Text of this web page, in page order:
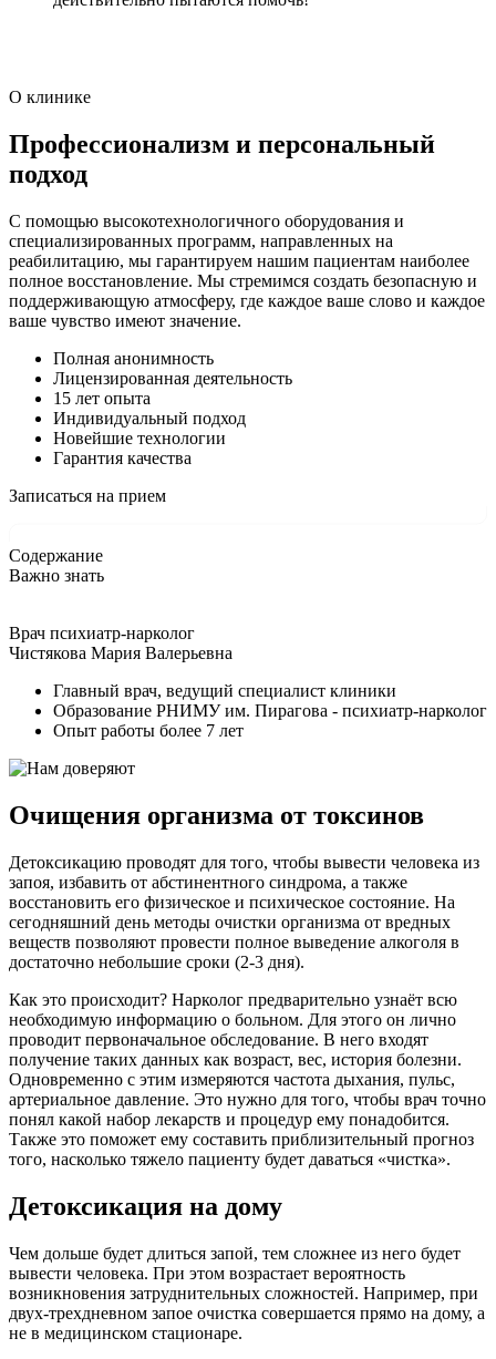
О клинике
Профессионализм и персональный
подход
С помощью высокотехнологичного оборудования и
специализированных программ, направленных на
реабилитацию, мы гарантируем нашим пациентам наиболее
полное восстановление. Мы стремимся создать безопасную и
поддерживающую атмосферу, где каждое ваше слово и каждое
ваше чувство имеют значение.
Полная анонимность
Лицензированная деятельность
15 лет опыта
Индивидуальный подход
Новейшие технологии
Гарантия качества
Записаться на прием
Содержание
Важно знать
Врач психиатр-нарколог
Чистякова Мария Валерьевна
Главный врач, ведущий специалист клиники
Образование РНИМУ им. Пирагова - психиатр-нарколог
Опыт работы более 7 лет
Очищения организма от токсинов
Детоксикацию проводят для того, чтобы вывести человека из
запоя, избавить от абстинентного синдрома, а также
восстановить его физическое и психическое состояние. На
сегодняшний день методы очистки организма от вредных
веществ позволяют провести полное выведение алкоголя в
достаточно небольшие сроки (2-3 дня).
Как это происходит? Нарколог предварительно узнаёт всю
необходимую информацию о больном. Для этого он лично
проводит первоначальное обследование. В него входят
получение таких данных как возраст, вес, история болезни.
Одновременно с этим измеряются частота дыхания, пульс,
артериальное давление. Это нужно для того, чтобы врач точно
понял какой набор лекарств и процедур ему понадобится.
Также это поможет ему составить приблизительный прогноз
того, насколько тяжело пациенту будет даваться «чистка».
Детоксикация на дому
Чем дольше будет длиться запой, тем сложнее из него будет
вывести человека. При этом возрастает вероятность
возникновения затруднительных сложностей. Например, при
двух-трехдневном запое очистка совершается прямо на дому, а
не в медицинском стационаре.